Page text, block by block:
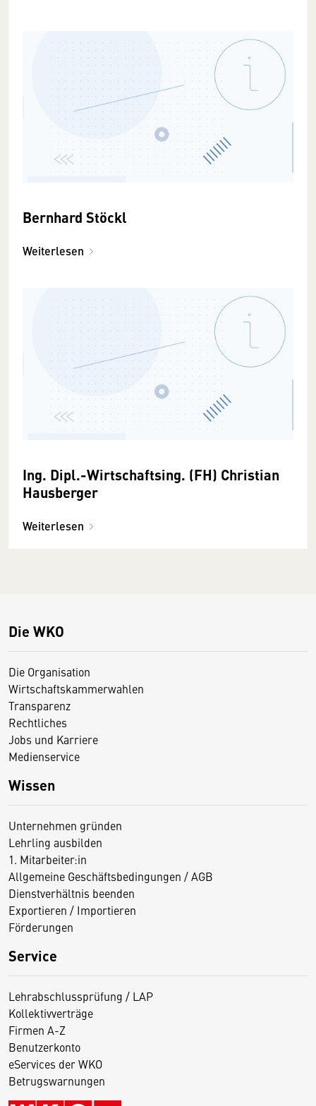
Bernhard Stöckl
Weiterlesen
Ing. Dipl.-Wirtschaftsing. (FH) Christian
Hausberger
Weiterlesen
Die WKO
Die Organisation
Wirtschaftskammerwahlen
Transparenz
Rechtliches
Jobs und Karriere
Medienservice
Wissen
Unternehmen gründen
Lehrling ausbilden
1. Mitarbeiter:in
Allgemeine Geschäftsbedingungen / AGB
Dienstverhältnis beenden
Exportieren / Importieren
Förderungen
Service
Lehrabschlussprüfung / LAP
Kollektivverträge
Firmen A-Z
Benutzerkonto
eServices der WKO
Betrugswarnungen